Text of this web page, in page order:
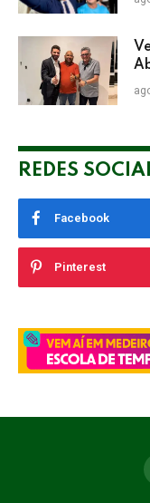
REDES
Facebook
Pinterest